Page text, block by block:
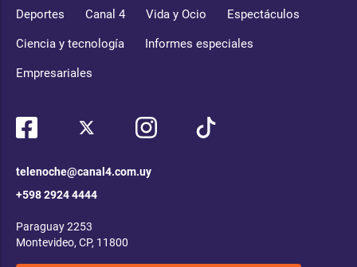
Deportes Canal 4 Vida y Ocio Espectáculos
Ciencia y tecnología Informes especiales
Empresariales
telenoche@canal4.com.uy
+598 2924 4444
Paraguay 2253
Montevideo, CP, 11800